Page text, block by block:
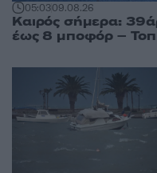
05:0309.08.26
Καιρός σήμερα:
έως 8 μποφόρ –